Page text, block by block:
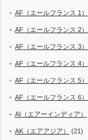
AF（エールフランス 1）
AF（エールフランス 2）
AF（エールフランス 3）
AF（エールフランス 4）
AF（エールフランス 5）
AF（エールフランス 6）
AI（エアーインディア）
AK（エアアジア） (21)